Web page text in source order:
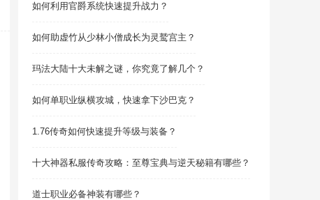
如何利用官爵系统快速提升战力？
如何助虚竹从少林小僧成长为灵鹫宫主？
玛法大陆十大未解之谜，你究竟了解几个？
如何单职业纵横攻城，快速拿下沙巴克？
1.76传奇如何快速提升等级与装备？
十大神器私服传奇攻略：至尊宝典与逆天秘籍有哪些？
道士职业必备神装有哪些？